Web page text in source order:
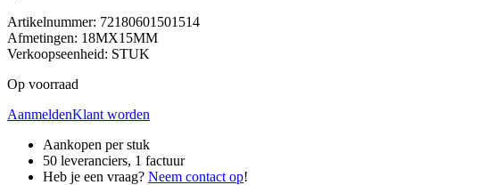
Artikelnummer: 72180601501514
Afmetingen: 18MX15MM
Verkoopseenheid: STUK
Op voorraad
AanmeldenKlant worden
Aankopen per stuk
50 leveranciers, 1 factuur
Heb je een vraag? Neem contact op!